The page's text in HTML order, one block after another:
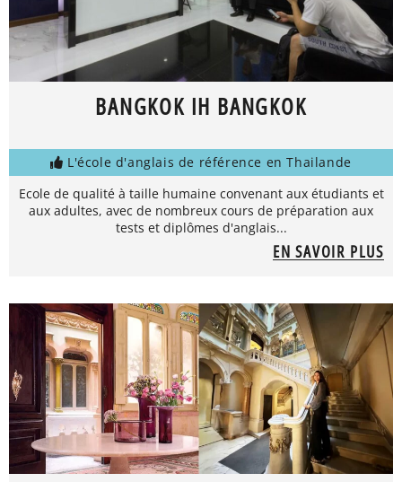
BANGKOK IH BANGKOK
L'école d'anglais de référence en Thailande
Ecole de qualité à taille humaine convenant aux étudiants et
aux adultes, avec de nombreux cours de préparation aux
tests et diplômes d'anglais...
EN SAVOIR PLUS